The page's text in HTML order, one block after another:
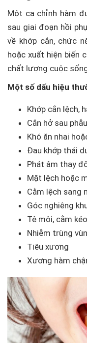
Một ca chỉnh hàm
sau giai đoạn hồi
về khớp cắn, chức
hoặc xuất hiện biến
chất lượng cuộc
Một số dấu hiệu
Khớp cắn lệch,
Cắn hở sau
Khó ăn nhai
Đau khớp thái
Phát âm thay
Mặt lệch hoặc
Cằm lệch sang
Góc nghiêng
Tê môi, cằm
Nhiễm trùng
Tiêu xương
Xương hàm